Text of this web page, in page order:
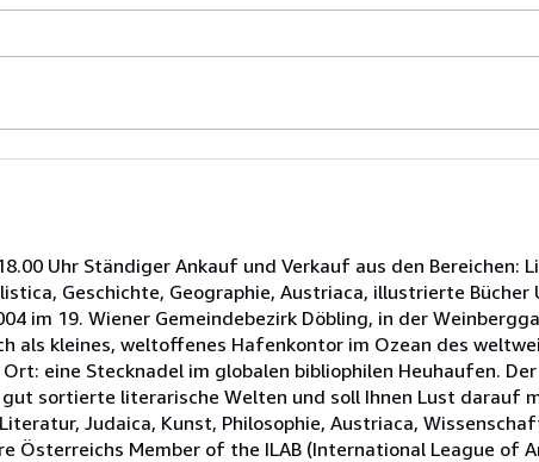
Uhr Ständiger Ankauf und Verkauf aus den Bereichen:
Geschichte, Geographie, Austriaca, illustrierte Bücher
im 19. Wiener Gemeindebezirk Döbling, in der
als kleines, weltoffenes Hafenkontor im Ozean des
eine Stecknadel im globalen bibliophilen Heuhaufen.
sortierte literarische Welten und soll Ihnen Lust darauf
Judaica, Kunst, Philosophie, Austriaca,
Österreichs Member of the ILAB (International League of